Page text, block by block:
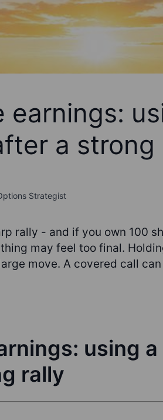
earnings:
a strong
Strategist
rally - and if you own 100
may feel too final.
move. A covered call
using a
rally